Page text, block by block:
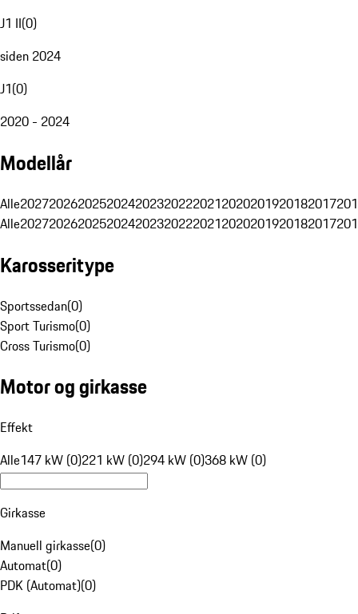
J1 II(0)
siden 2024
J1(0)
2020 - 2024
Modellår
Alle20272026202520242023202220212020201920182017
Alle20272026202520242023202220212020201920182017
Karosseritype
Sportssedan(0)
Sport Turismo(0)
Cross Turismo(0)
Motor og girkasse
Effekt
Alle147 kW (0)221 kW (0)294 kW (0)368 kW (0)
Girkasse
Manuell girkasse(0)
Automat(0)
PDK (Automat)(0)